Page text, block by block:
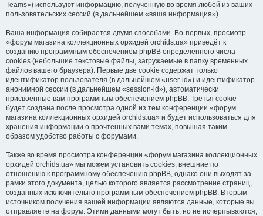
Teams») используют информацию, полученную во время любой из ваших
пользовательских сессий (в дальнейшем «ваша информация»).
Ваша информация собирается двумя способами. Во-первых, просмотр
«форум магазина коллекционных орхидей orchids.ua» приведёт к
созданию программным обеспечением phpBB определённого числа
cookies (небольшие текстовые файлы, загружаемые в папку временных
файлов вашего браузера). Первые две cookie содержат только
идентификатор пользователя (в дальнейшем «user-id») и идентификатор
анонимной сессии (в дальнейшем «session-id»), автоматически
присвоенные вам программным обеспечением phpBB. Третья cookie
будет создана после просмотра одной из тем конференции «форум
магазина коллекционных орхидей orchids.ua» и будет использоваться для
хранения информации о прочтённых вами темах, повышая таким
образом удобство работы с форумами.
Также во время просмотра конференции «форум магазина коллекционных
орхидей orchids.ua» мы можем установить cookies, внешние по
отношению к программному обеспечению phpBB, однако они выходят за
рамки этого документа, целью которого является рассмотрение страниц,
созданных исключительно программным обеспечением phpBB. Вторым
источником получения вашей информации являются данные, которые вы
отправляете на форум. Этими данными могут быть, но не исчерпываются,